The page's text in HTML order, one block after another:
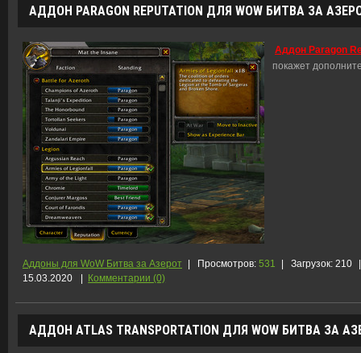
АДДОН PARAGON REPUTATION ДЛЯ WOW БИТВА ЗА
Аддон Paragon
покажет
Аддоны для WoW Битва за Азерот | Просмотров: 531 | Загрузок: 210
|
15.03.2020
| Комментарии (0)
АДДОН ATLAS TRANSPORTATION ДЛЯ WOW БИТВА ЗА